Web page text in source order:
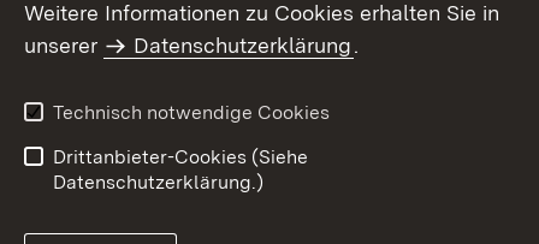
Barrierefreiheit
Weitere Informationen zu Cookies erhalten Sie in
unserer
Datenschutzerklärung.
Technisch notwendige Cookies
Drittanbieter-Cookies (Siehe
Datenschutzerklärung.)